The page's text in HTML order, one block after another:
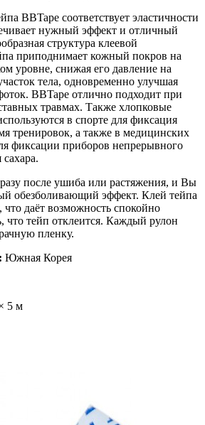
BBTape соответствует эластичности
нужный эффект и отличный
структура клеевой
приподнимает кожный покров на
уровне, снижая его давление на
тела, одновременно улучшая
BBTape отлично подходит при
травмах. Также хлопковые
в спорте для фиксация
тренировок, а также в медицинских
фиксации приборов непрерывного
после ушиба или растяжения, и Вы
обезболивающий эффект. Клей тейпа
что даёт возможность спокойно
что тейп отклеится. Каждый рулон
пленку.
Южная Корея
5 м